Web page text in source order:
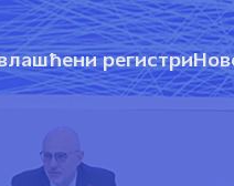
регистри